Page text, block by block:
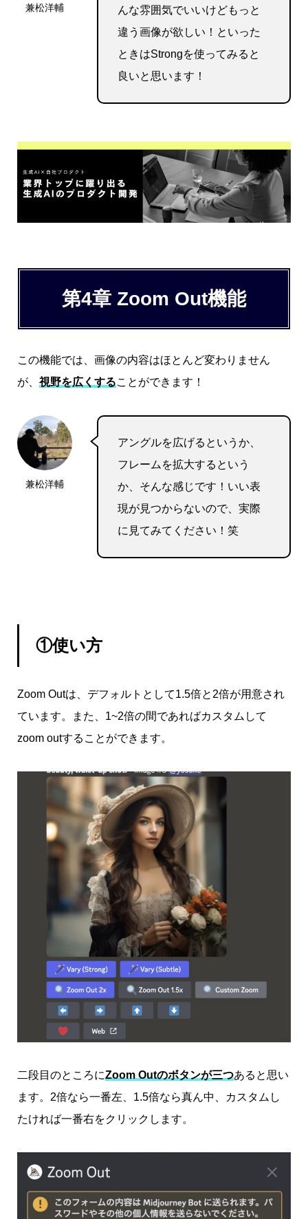
兼松洋輔
んな雰囲気でいいけどもっと
違う画像が欲しい！といった
ときはStrongを使ってみると
良いと思います！
第4章 Zoom Out機能
この機能では、画像の内容はほとんど変わりません
が、 視野を広くすることができます！
兼松洋輔
アングルを広げるというか、
フレームを拡大するという
か、そんな感じです！いい表
現が見つからないので、実際
に見てみてください！笑
①使い方
Zoom Outは、デフォルトとして1.5倍と2倍が用意され
ています。また、1~2倍の間であればカスタムして
zoom outすることができます。
二段目のところにZoom Outのボタンが三つあると思い
ます。2倍なら一番左、1.5倍なら真ん中、カスタムし
たければ一番右をクリックします。